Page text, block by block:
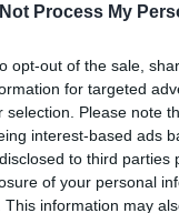
Process My
opt-out of the sale,
for targeted
selection. Please note
interest-based ads
to third
of your personal
This information may
Brown őrültebb
aRecorder magazin
idegtépés határán
határozza meg